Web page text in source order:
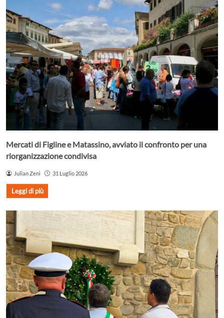
Mercati di Figline e Matassino, avviato il confronto per una
riorganizzazione condivisa
Julian Zeni 31 Luglio 2026
Leggi di più